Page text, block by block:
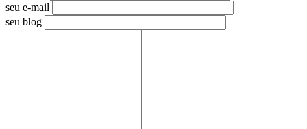
seu e-mail
seu blog